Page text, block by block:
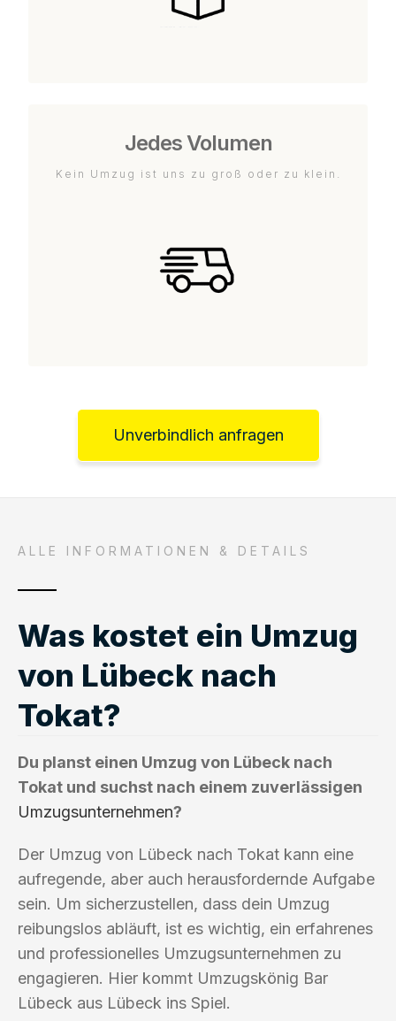
Jedes Volumen
Kein Umzug ist uns zu groß oder zu klein.
Unverbindlich anfragen
ALLE INFORMATIONEN & DETAILS
Was kostet ein Umzug
von Lübeck nach
Tokat?
Du planst einen Umzug von Lübeck nach
Tokat und suchst nach einem zuverlässigen
Umzugsunternehmen?
Der Umzug von Lübeck nach Tokat kann eine
aufregende, aber auch herausfordernde Aufgabe
sein. Um sicherzustellen, dass dein Umzug
reibungslos abläuft, ist es wichtig, ein erfahrenes
und professionelles Umzugsunternehmen zu
engagieren. Hier kommt Umzugskönig Bar
Lübeck aus Lübeck ins Spiel.